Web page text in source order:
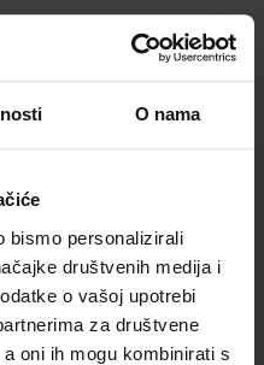
O nama
bismo personalizirali
društvenih medija i
o vašoj upotrebi
za društvene
oni ih mogu kombinirati s